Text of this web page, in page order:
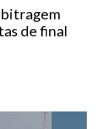
de final